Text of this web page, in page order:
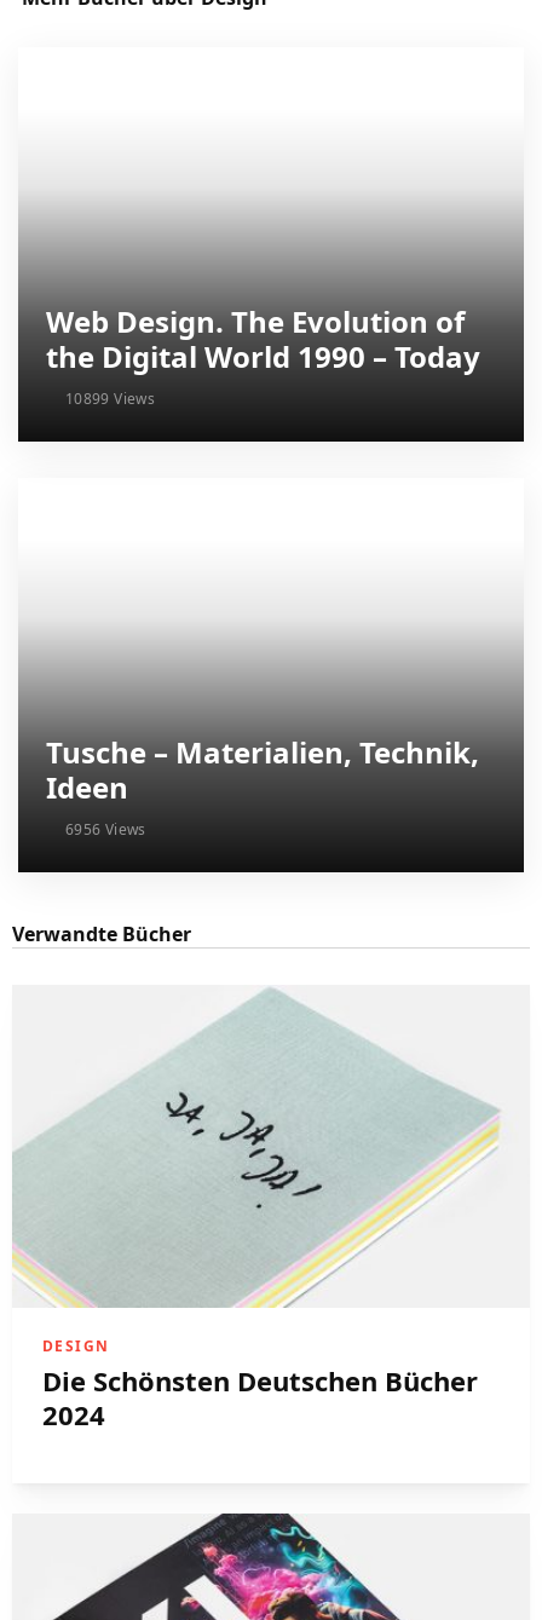
Web Design. The Evolution of
the Digital World 1990 – Today
10899 Views
Tusche – Materialien, Technik,
Ideen
6956 Views
Verwandte Bücher
DESIGN
Die Schönsten Deutschen Bücher
2024